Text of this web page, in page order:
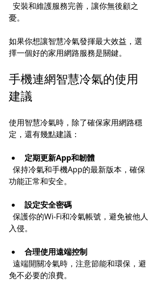
憂。
如果你想讓智慧冷氣發揮最大效益，選
擇一個好的家用網路服務是關鍵。
手機連網智慧冷氣的使用
建議
使用智慧冷氣時，除了確保家用網路穩
定，還有幾點建議：
定期更新App和韌體
功能正常和安全。
設定安全密碼
入侵。
合理使用遠端控制
免不必要的浪費。